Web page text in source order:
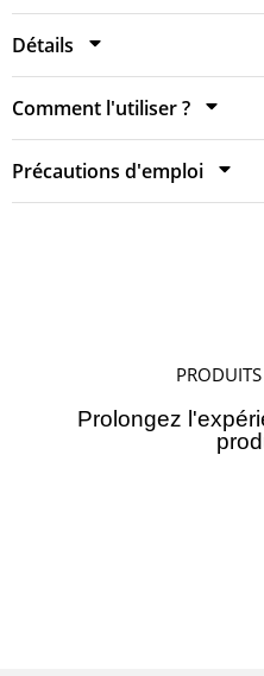
Détails
Comment l'utiliser ?
Précautions d'emploi
Prolongez